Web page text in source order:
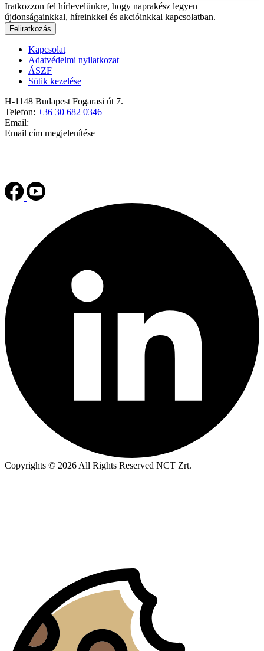
Iratkozzon fel hírlevelünkre, hogy naprakész legyen
újdonságainkkal, híreinkkel és akcióinkkal kapcsolatban.
Feliratkozás
Kapcsolat
Adatvédelmi nyilatkozat
ÁSZF
Sütik kezelése
H-1148 Budapest Fogarasi út 7.
Telefon: +36 30 682 0346
Email:
Email cím megjelenítése
Copyrights © 2026 All Rights Reserved NCT Zrt.